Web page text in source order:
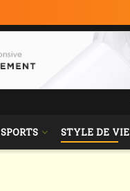
SPORTS STYLE DE VIE